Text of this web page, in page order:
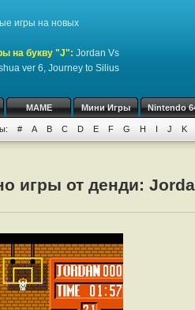
игры на новых
на букву "J": Jordan Vs
ver 6, Journey to Silius
MAME Мини Игры Nintendo
# A B C D E F G H I J K
игры от денди: